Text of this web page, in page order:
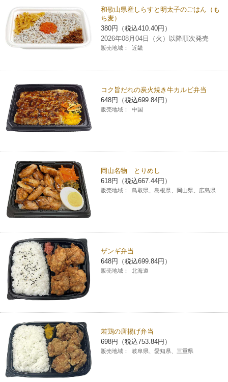
モバイルWi-Fiバッテリーシェアリング（店舗限定）
荷物預かりサービス「ecbocloakエクボクローク」（店舗限定）
ソフトバンクギフト
和歌山県産しらすと明太子のごはん（も
ち麦）
380円（税込410.40円）
2026年08月04日（火）以降順次発売
販売地域： 近畿
コク旨だれの炭火焼き牛カルビ弁当
648円（税込699.84円）
販売地域： 中国
岡山名物 とりめし
618円（税込667.44円）
販売地域： 鳥取県、島根県、岡山県、広島県
ザンギ弁当
648円（税込699.84円）
販売地域： 北海道
若鶏の唐揚げ弁当
698円（税込753.84円）
販売地域： 岐阜県、愛知県、三重県